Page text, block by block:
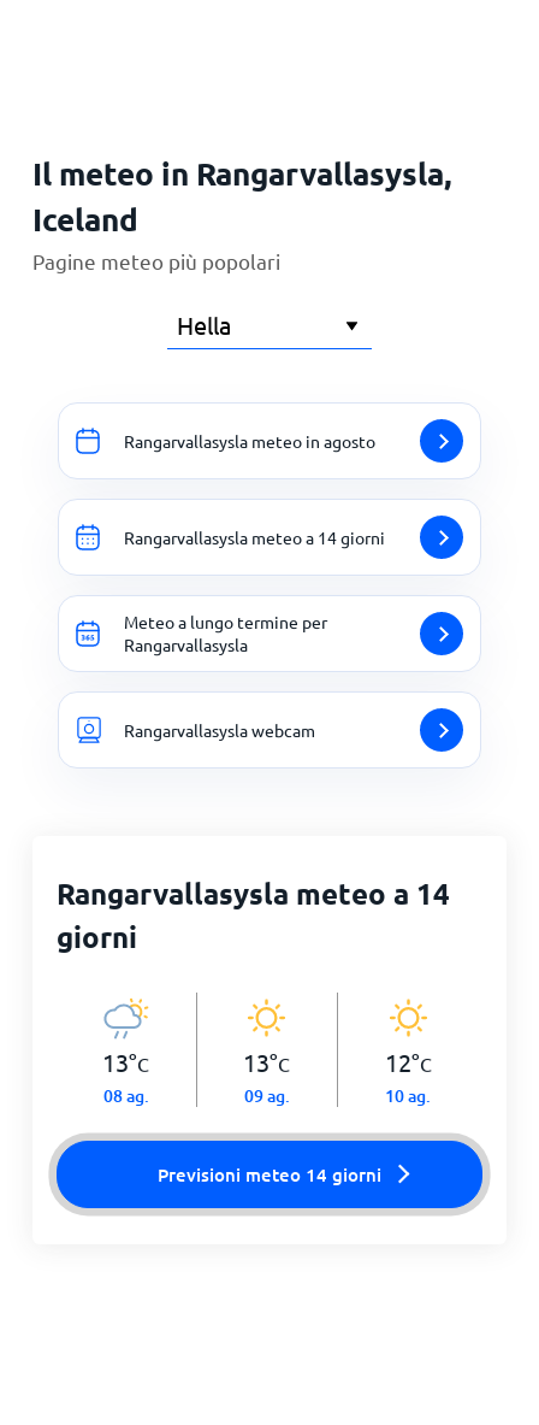
Il meteo in Rangarvallasysla,
Iceland
Pagine meteo più popolari
Rangarvallasysla meteo in agosto
Rangarvallasysla meteo a 14 giorni
Meteo a lungo termine per
Rangarvallasysla
Rangarvallasysla webcam
Rangarvallasysla meteo a 14
giorni
13°C
08 ag.
13°C
09 ag.
12°C
10 ag.
Previsioni meteo 14 giorni